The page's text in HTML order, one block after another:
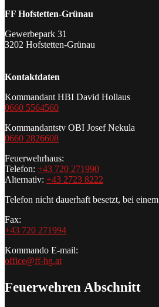
FF Hofstetten-Grünau
Gewerbepark 31
3202 Hofstetten-Grünau
Kontaktdaten
Kommandant HBI David Hollaus
0660 5564560
Kommandantstv OBI Josef Nekula
0660 2826608
Feuerwehrhaus:
Telefon: +43 720 271990
Alternativ: +43 2723 8222
Telefon nicht dauerhaft besetzt, bei einem
Fax:
+43 720 271994
Kommando E-mail:
office@ff-hg.at
Feuerwehren Abschnitt